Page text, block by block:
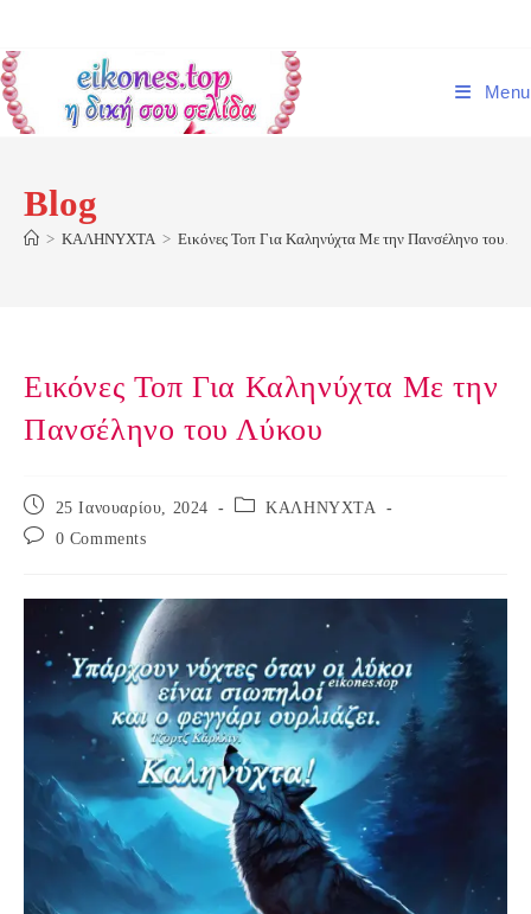
content
Menu
Blog
> ΚΑΛΗΝΥΧΤΑ > Εικόνες Τοπ Για Καληνύχτα Με την Πανσέληνο του
Εικόνες Τοπ Για Καληνύχτα Με την
Πανσέληνο του Λύκου
Post
published:
25 Ιανουαρίου, 2024
Post ΚΑΛΗΝΥΧΤΑ
Post
0 Comments